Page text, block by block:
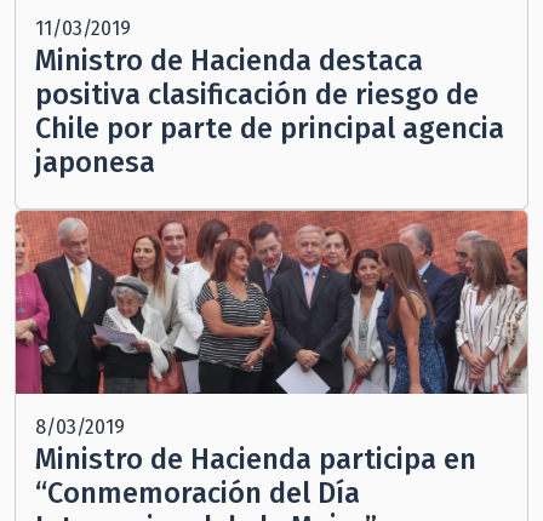
11/03/2019
Ministro de Hacienda destaca
positiva clasificación de riesgo de
Chile por parte de principal agencia
japonesa
8/03/2019
Ministro de Hacienda participa en
“Conmemoración del Día